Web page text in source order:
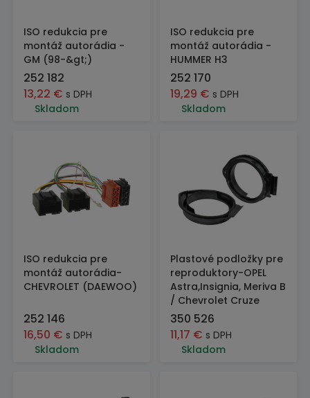
ISO redukcia pre
montáž autorádia -
GM (98-&gt;)
252 182
13,22 € s DPH
Skladom
ISO redukcia pre
montáž autorádia -
HUMMER H3
252 170
19,29 € s DPH
Skladom
ISO redukcia pre
montáž autorádia-
CHEVROLET (DAEWOO)
252 146
16,50 € s DPH
Skladom
Plastové podložky pre
reproduktory-OPEL
Astra,Insignia, Meriva B
/ Chevrolet Cruze
350 526
11,17 € s DPH
Skladom